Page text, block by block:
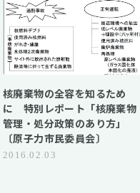
核廃棄物の全容を知るため
に 特別レポート「核廃棄物
管理・処分政策のあり方」
〔原子力市民委員会〕
2016.02.03